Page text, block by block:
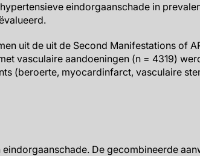
eindorgaanschade in
uit de uit de Second Manifestations of
vasculaire aandoeningen (n = 4319)
(beroerte, myocardinfarct, vasculaire
De gecombineerde